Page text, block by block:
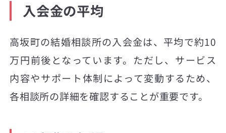
入会金の平均
高坂町の結婚相談所の入会金は、平均で約10
万円前後となっています。ただし、サービス
内容やサポート体制によって変動するため、
各相談所の詳細を確認することが重要です。